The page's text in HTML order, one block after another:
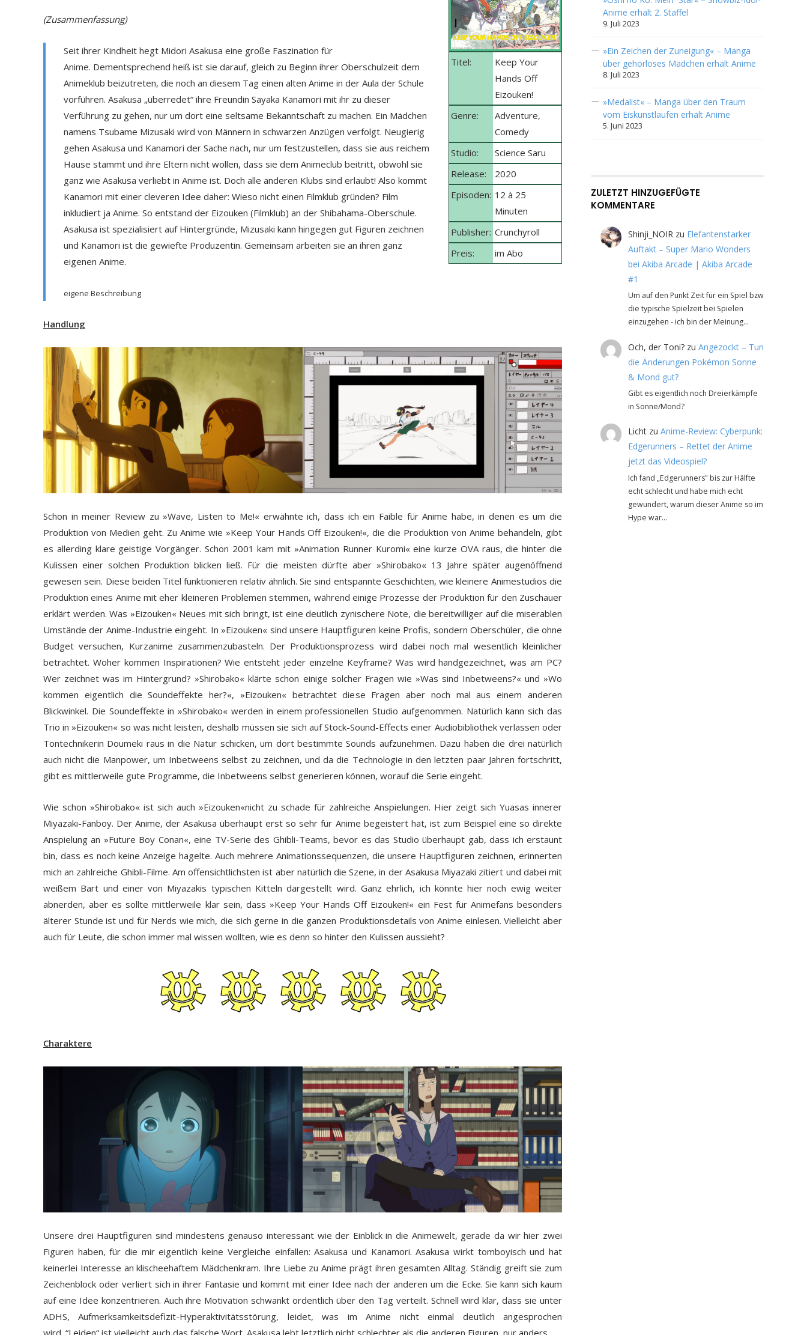
Titel:
Keep Your
Hands Off
Eizouken!
Genre:
Adventure,
Comedy
Studio:
Science Saru
Release:
2020
Episoden: 12 à 25
Minuten
Publisher: Crunchyroll
Preis:
im Abo
(Zusammenfassung)
Seit ihrer Kindheit hegt Midori Asakusa eine große Faszination für
Anime. Dementsprechend heiß ist sie darauf, gleich zu Beginn ihrer Oberschulzeit dem
Animeklub beizutreten, die noch an diesem Tag einen alten Anime in der Aula der Schule
vorführen. Asakusa „überredet“ ihre Freundin Sayaka Kanamori mit ihr zu dieser
Verführung zu gehen, nur um dort eine seltsame Bekanntschaft zu machen. Ein Mädchen
namens Tsubame Mizusaki wird von Männern in schwarzen Anzügen verfolgt. Neugierig
gehen Asakusa und Kanamori der Sache nach, nur um festzustellen, dass sie aus reichem
Hause stammt und ihre Eltern nicht wollen, dass sie dem Animeclub beitritt, obwohl sie
ganz wie Asakusa verliebt in Anime ist. Doch alle anderen Klubs sind erlaubt! Also kommt
Kanamori mit einer cleveren Idee daher: Wieso nicht einen Filmklub gründen? Film
inkludiert ja Anime. So entstand der Eizouken (Filmklub) an der Shibahama-Oberschule.
Asakusa ist spezialisiert auf Hintergründe, Mizusaki kann hingegen gut Figuren zeichnen
und Kanamori ist die gewiefte Produzentin. Gemeinsam arbeiten sie an ihren ganz
eigenen Anime.
eigene Beschreibung
Handlung
Schon in meiner Review zu »Wave, Listen to Me!« erwähnte ich, dass ich ein Faible für Anime habe, in denen es um die
Produktion von Medien geht. Zu Anime wie »Keep Your Hands Off Eizouken!«, die die Produktion von Anime behandeln, gibt
es allerding klare geistige Vorgänger. Schon 2001 kam mit »Animation Runner Kuromi« eine kurze OVA raus, die hinter die
Kulissen einer solchen Produktion blicken ließ. Für die meisten dürfte aber »Shirobako« 13 Jahre später augenöffnend
gewesen sein. Diese beiden Titel funktionieren relativ ähnlich. Sie sind entspannte Geschichten, wie kleinere Animestudios die
Produktion eines Anime mit eher kleineren Problemen stemmen, während einige Prozesse der Produktion für den Zuschauer
erklärt werden. Was »Eizouken« Neues mit sich bringt, ist eine deutlich zynischere Note, die bereitwilliger auf die miserablen
Umstände der Anime-Industrie eingeht. In »Eizouken« sind unsere Hauptfiguren keine Profis, sondern Oberschüler, die ohne
Budget versuchen, Kurzanime zusammenzubasteln. Der Produktionsprozess wird dabei noch mal wesentlich kleinlicher
betrachtet. Woher kommen Inspirationen? Wie entsteht jeder einzelne Keyframe? Was wird handgezeichnet, was am PC?
Wer zeichnet was im Hintergrund? »Shirobako« klärte schon einige solcher Fragen wie »Was sind Inbetweens?« und »Wo
kommen eigentlich die Soundeffekte her?«, »Eizouken« betrachtet diese Fragen aber noch mal aus einem anderen
Blickwinkel. Die Soundeffekte in »Shirobako« werden in einem professionellen Studio aufgenommen. Natürlich kann sich das
Trio in »Eizouken« so was nicht leisten, deshalb müssen sie sich auf Stock-Sound-Effects einer Audiobibliothek verlassen oder
Tontechnikerin Doumeki raus in die Natur schicken, um dort bestimmte Sounds aufzunehmen. Dazu haben die drei natürlich
auch nicht die Manpower, um Inbetweens selbst zu zeichnen, und da die Technologie in den letzten paar Jahren fortschritt,
gibt es mittlerweile gute Programme, die Inbetweens selbst generieren können, worauf die Serie eingeht.
Wie schon »Shirobako« ist sich auch »Eizouken«nicht zu schade für zahlreiche Anspielungen. Hier zeigt sich Yuasas innerer
Miyazaki-Fanboy. Der Anime, der Asakusa überhaupt erst so sehr für Anime begeistert hat, ist zum Beispiel eine so direkte
Anspielung an »Future Boy Conan«, eine TV-Serie des Ghibli-Teams, bevor es das Studio überhaupt gab, dass ich erstaunt
bin, dass es noch keine Anzeige hagelte. Auch mehrere Animationssequenzen, die unsere Hauptfiguren zeichnen, erinnerten
mich an zahlreiche Ghibli-Filme. Am offensichtlichsten ist aber natürlich die Szene, in der Asakusa Miyazaki zitiert und dabei mit
weißem Bart und einer von Miyazakis typischen Kitteln dargestellt wird. Ganz ehrlich, ich könnte hier noch ewig weiter
abnerden, aber es sollte mittlerweile klar sein, dass »Keep Your Hands Off Eizouken!« ein Fest für Animefans besonders
älterer Stunde ist und für Nerds wie mich, die sich gerne in die ganzen Produktionsdetails von Anime einlesen. Vielleicht aber
auch für Leute, die schon immer mal wissen wollten, wie es denn so hinter den Kulissen aussieht?
Charaktere
Unsere drei Hauptfiguren sind mindestens genauso interessant wie der Einblick in die Animewelt, gerade da wir hier zwei
Figuren haben, für die mir eigentlich keine Vergleiche einfallen: Asakusa und Kanamori. Asakusa wirkt tomboyisch und hat
keinerlei Interesse an klischeehaftem Mädchenkram. Ihre Liebe zu Anime prägt ihren gesamten Alltag. Ständig greift sie zum
Zeichenblock oder verliert sich in ihrer Fantasie und kommt mit einer Idee nach der anderen um die Ecke. Sie kann sich kaum
auf eine Idee konzentrieren. Auch ihre Motivation schwankt ordentlich über den Tag verteilt. Schnell wird klar, dass sie unter
ADHS, Aufmerksamkeitsdefizit-Hyperaktivitätsstörung, leidet, was im Anime nicht einmal deutlich angesprochen
Anime erhält 2. Staffel
9. Juli 2023
»Ein Zeichen der Zuneigung« – Manga
über gehörloses Mädchen erhält Anime
8. Juli 2023
»Medalist« – Manga über den Traum
vom Eiskunstlaufen erhält Anime
5. Juni 2023
ZULETZT HINZUGEFÜGTE
KOMMENTARE
Shinji_NOIRzu Elefantenstarker
Auftakt – Super Mario Wonders
bei Akiba Arcade | Akiba Arcade
#1
Um auf den Punkt Zeit für ein Spiel bzw
die typische Spielzeit bei Spielen
einzugehen - ich bin der Meinung…
Och, der Toni?zu Angezockt – Tun
die Änderungen Pokémon Sonne
& Mond gut?
Gibt es eigentlich noch Dreierkämpfe
in Sonne/Mond?
Lichtzu Anime-Review: Cyberpunk:
Edgerunners – Rettet der Anime
jetzt das Videospiel?
Ich fand „Edgerunners" bis zur Hälfte
echt schlecht und habe mich echt
gewundert, warum dieser Anime so im
Hype war…